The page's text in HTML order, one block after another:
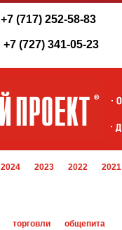
+7 (717) 252-58-83
+7 (727) 341-05-23
2024 2023 2022 2021
торговли общепита